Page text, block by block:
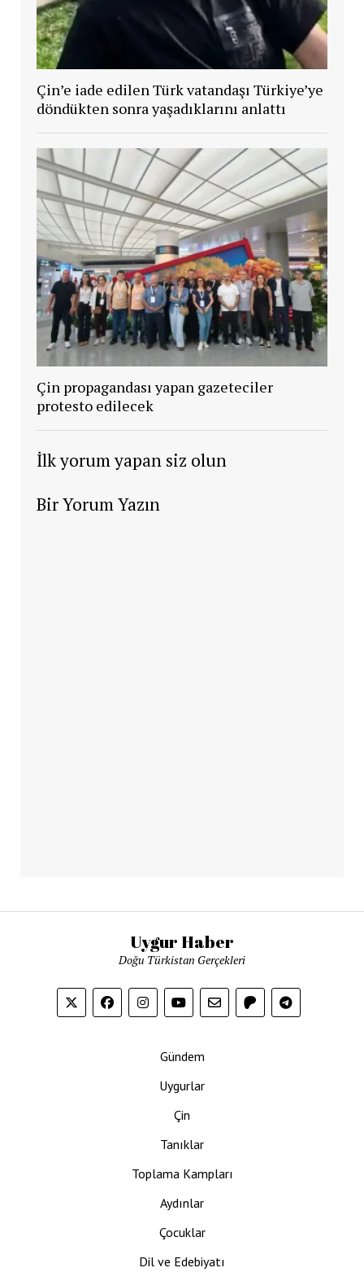
Çin’e iade edilen Türk vatandaşı Türkiye’ye
döndükten sonra yaşadıklarını anlattı
Çin propagandası yapan gazeteciler
protesto edilecek
İlk yorum yapan siz olun
Bir Yorum Yazın
Uygur Haber
Doğu Türkistan Gerçekleri
Gündem
Uygurlar
Çin
Tanıklar
Toplama Kampları
Aydınlar
Çocuklar
Dil ve Edebiyatı